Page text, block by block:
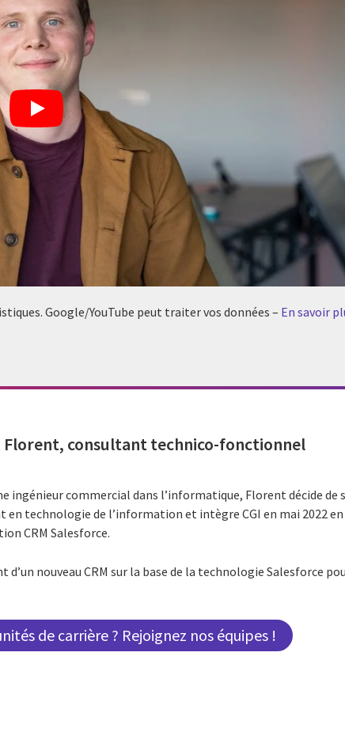
Google/YouTube peut traiter vos données – En savoir
Florent, consultant technico-fonctionnel
ingénieur commercial dans l’informatique, Florent décide de
technologie de l’information et intègre CGI en mai 2022 en
CRM Salesforce.
nouveau CRM sur la base de la technologie Salesforce
de carrière ? Rejoignez nos équipes !